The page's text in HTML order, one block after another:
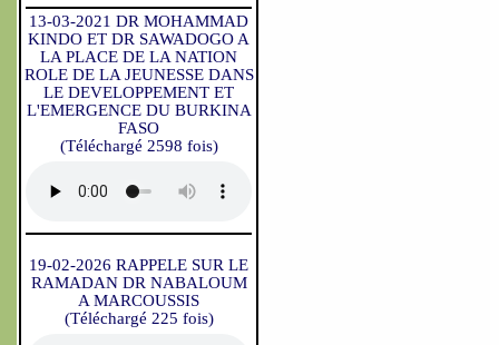
13-03-2021 DR MOHAMMAD
KINDO ET DR SAWADOGO A
LA PLACE DE LA NATION
ROLE DE LA JEUNESSE DANS
LE DEVELOPPEMENT ET
L'EMERGENCE DU BURKINA
FASO
(Téléchargé 2598 fois)
19-02-2026 RAPPELE SUR LE
RAMADAN DR NABALOUM
A MARCOUSSIS
(Téléchargé 225 fois)